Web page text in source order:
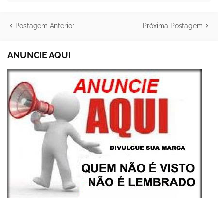
Postagem Anterior Próxima Postagem
ANUNCIE AQUI